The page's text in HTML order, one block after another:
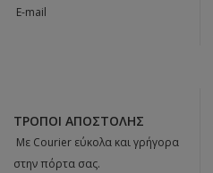
 E-mail
ΤΡΌΠΟΙ ΑΠΟΣΤΟΛΉΣ
 Με Courier εύκολα και γρήγορα
στην πόρτα σας.